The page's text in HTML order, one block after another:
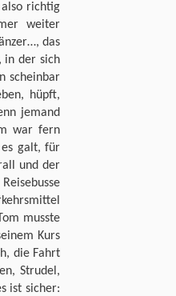
also richtig
weiter
das
in der sich
scheinbar
hüpft,
jemand
war fern
es galt, für
und der
musste
Kurs
die Fahrt
Strudel,
ist sicher: